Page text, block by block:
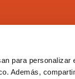
para
Además,